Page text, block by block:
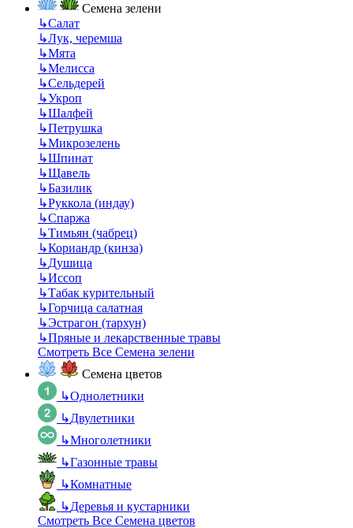
Семена зелени
↳Салат
↳Лук, черемша
↳Мята
↳Мелисса
↳Сельдерей
↳Укроп
↳Шалфей
↳Петрушка
↳Микрозелень
↳Шпинат
↳Щавель
↳Базилик
↳Руккола (индау)
↳Спаржа
↳Тимьян (чабрец)
↳Кориандр (кинза)
↳Душица
↳Иссоп
↳Табак курительный
↳Горчица салатная
↳Эстрагон (тархун)
↳Пряные и лекарственные травы
Смотреть Все Семена зелени
Семена цветов
↳Однолетники
↳Двулетники
↳Многолетники
↳Газонные травы
↳Комнатные
↳Деревья и кустарники
Смотреть Все Семена цветов